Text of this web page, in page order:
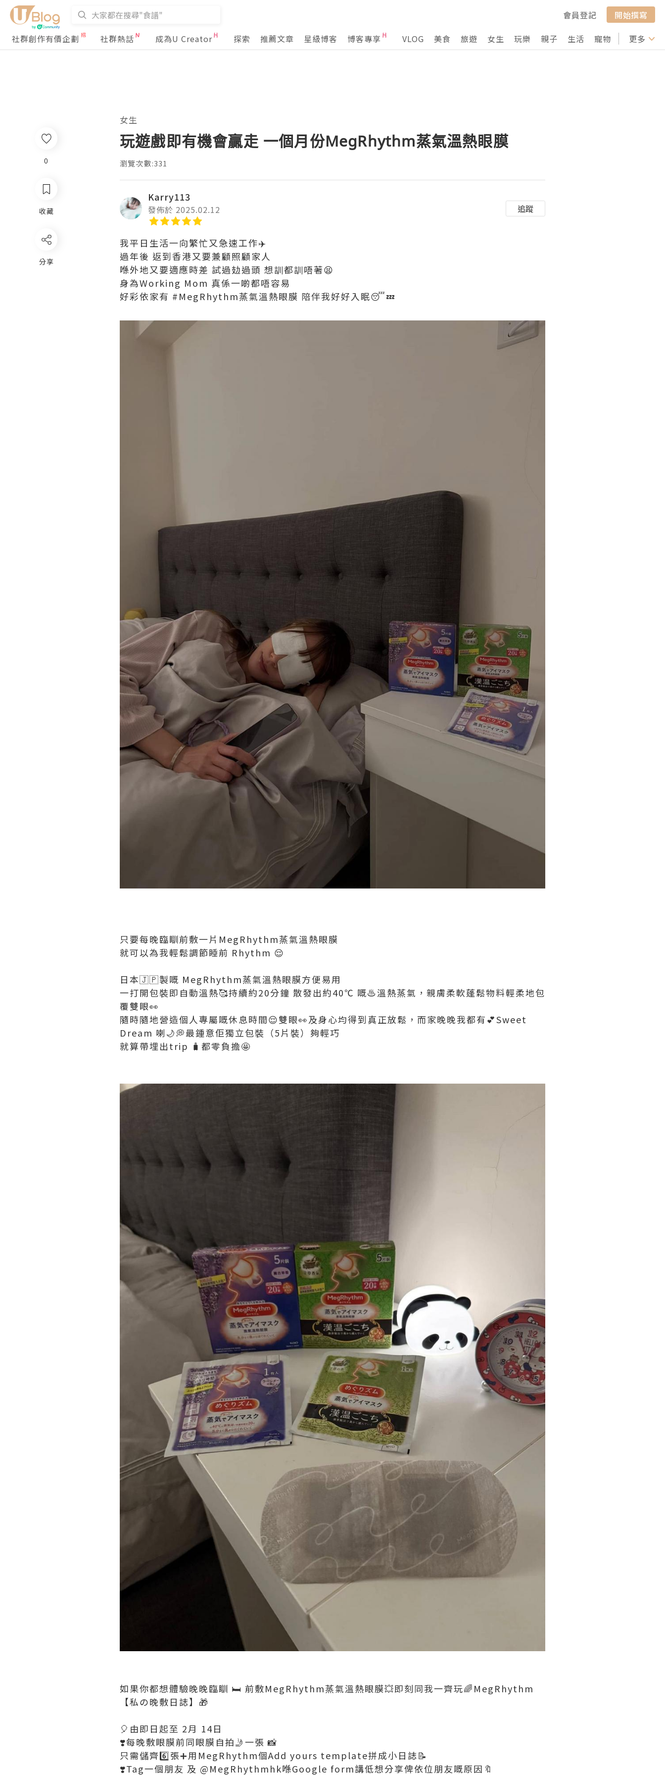
會員登記
開始撰寫
社群創作有價企劃
社群熱話 成為U Creator 探索 推薦文章 星級博客 博客專享 VLOG 美食 旅遊 女生 玩樂 親子 生活 寵物 行山 打卡
更多
0
收藏
分享
女生
玩遊戲即有機會贏走 一個月份MegRhythm蒸氣溫熱眼膜
瀏覽次數:331
Karry113
發佈於 2025.02.12 追蹤
我平日生活一向繁忙又急速工作✈️
過年後 返到香港又要兼顧照顧家人
喺外地又要適應時差 試過攰過頭 想訓都訓唔著😫
身為Working Mom 真係一啲都唔容易
好彩依家有 #MegRhythm蒸氣溫熱眼膜 陪伴我好好入眠😴💤
只要每晚臨瞓前敷一片MegRhythm蒸氣溫熱眼膜
就可以為我輕鬆調節睡前 Rhythm 😌
日本🇯🇵製嘅 MegRhythm蒸氣溫熱眼膜方便易用
一打開包裝即自動溫熱🥰持續約20分鐘 散發出約40℃ 嘅♨️溫熱蒸氣，親膚柔軟蓬鬆物料輕柔地包
覆雙眼👀
隨時隨地營造個人專屬嘅休息時間😌雙眼👀及身心均得到真正放鬆，而家晚晚我都有💕Sweet
Dream 喇🌙💭最鍾意佢獨立包裝（5片裝）夠輕巧
就算帶埋出trip 🧳都零負擔🤩
如果你都想體驗晚晚臨瞓 🛏️ 前敷MegRhythm蒸氣溫熱眼膜💥即刻同我一齊玩🌈MegRhythm
【私の晚敷日誌】🎁
🎈由即日起至 2月 14日
❣️每晚敷眼膜前同眼膜自拍🤳一張 📸
只需儲齊6️⃣張➕用MegRhythm個Add yours template拼成小日誌📝
❣️Tag一個朋友 及 @MegRhythmhk喺Google form講低想分享俾依位朋友嘅原因🔖